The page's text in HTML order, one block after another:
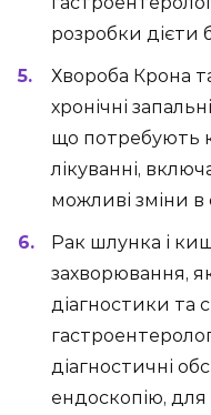
розробки дієти
Хвороба Крона
хронічні
що потребують
лікуванні,
можливі зміни в
Рак шлунка і
захворювання,
діагностики та
діагностичні
ендоскопію,